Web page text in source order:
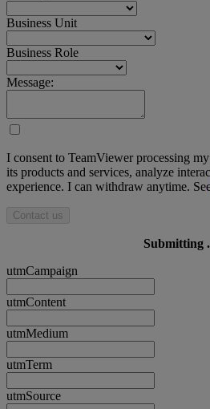
Business Unit
Business Role
Message:
I consent to TeamViewer processing
its products and services, analyze
experience. I can withdraw anytime.
Contact us
Submitting
utmCampaign
utmContent
utmMedium
utmTerm
utmSource